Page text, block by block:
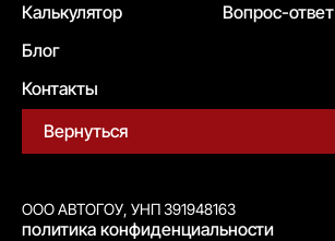
Калькулятор
Блог
Контакты
Вопрос-ответ
Вернуться
ООО АВТОГОУ, УНП 391948163
политика конфиденциальности